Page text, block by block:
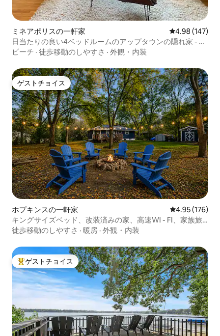
ミネアポリスの一軒家 レビュー147
4.98 (147)
日当たりの良い4ベッドルームのアップタウンの隠れ家 - 湖
やお店まで徒歩圏内
ビーチ · 徒歩移動のしやすさ · 外観・内装
ゲストチョイス
ゲストチョイス
ホプキンスの一軒家 レビュー176
4.95 (176)
キングサイズベッド、改装済みの家、高速WI - FI、家族旅
行
徒歩移動のしやすさ · 暖房 · 外観・内装
大好評のゲストチョイスです。
ゲストチョイス